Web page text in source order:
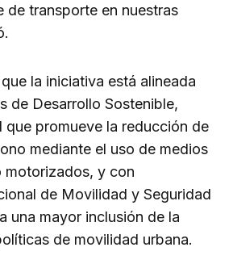
de transporte en nuestras
la iniciativa está alineada
de Desarrollo Sostenible,
que promueve la reducción de
mediante el uso de medios
motorizados, y con
de Movilidad y Seguridad
una mayor inclusión de la
de movilidad urbana.